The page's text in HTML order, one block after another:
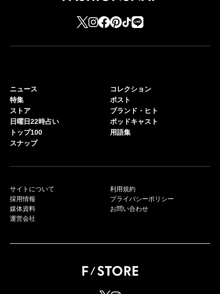
ニュース
特集
ストア
日曜日22時占い
トップ100
スナップ
コレクション
ポスト
ブランド・ヒト
ポッドキャスト
用語集
サイトについて
採用情報
媒体資料
運営会社
利用規約
プライバシーポリシー
お問い合わせ